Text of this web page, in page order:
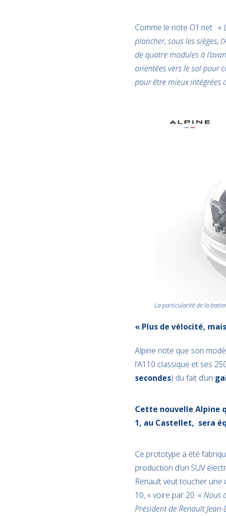
Comme le note O1.net : «
plancher, sous les sièges,
de quatre modules à
orientées vers le sol pour
pour être mieux intégrées
La particularité de la
« Plus de vélocité,
Alpine note que son
l’A110 classique et ses
secondes) du fait d’un
Cette nouvelle Alpine
1, au Castellet, sera
Ce prototype a été
production d’un SUV
Renault veut toucher une
10, « voire par 20. « Nous
Président de Renault